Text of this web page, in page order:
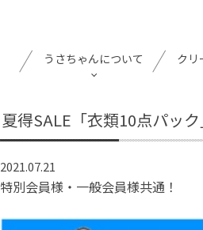
うさちゃんについて クリ
夏得SALE「衣類10点パッ
2021.07.21
特別会員様・一般会員様共通！